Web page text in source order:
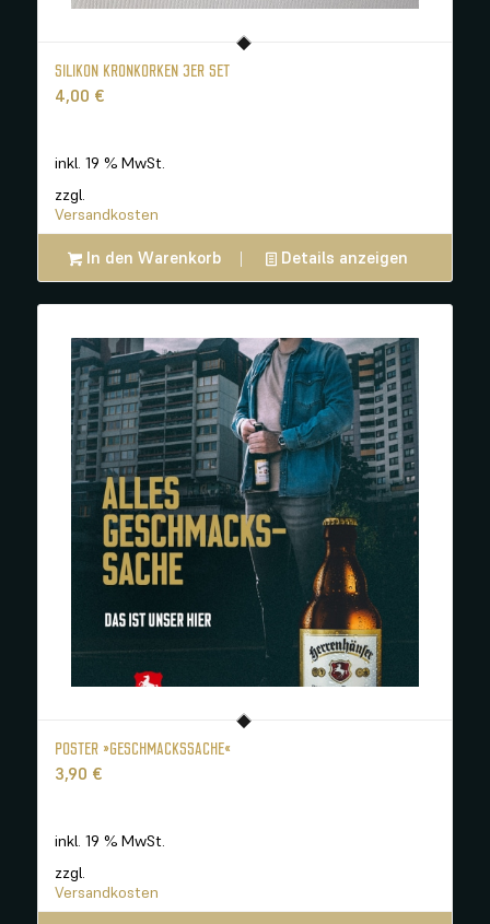
SILIKON KRONKORKEN 3ER SET
4,00 €
inkl. 19 % MwSt.
zzgl.
Versandkosten
In den Warenkorb Details anzeigen
POSTER »GESCHMACKSSACHE«
3,90 €
inkl. 19 % MwSt.
zzgl.
Versandkosten